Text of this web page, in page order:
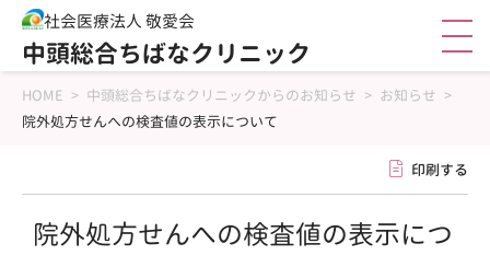
社会医療法人 敬愛会
中頭総合ちばなクリニック
HOME > 中頭総合ちばなクリニックからのお知らせ > お知らせ >
院外処方せんへの検査値の表示について
印刷する
院外処方せんへの検査値の表示につ